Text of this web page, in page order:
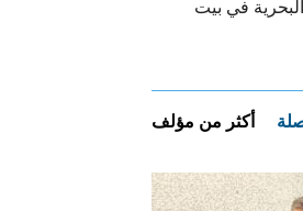
في بيت
أكثر من مؤلف